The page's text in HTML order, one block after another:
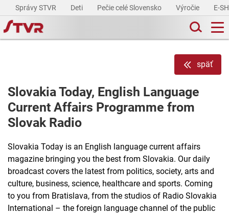
Správy STVR Deti Pečie celé Slovensko Výročie E-
späť
Slovakia Today, English Language
Current Affairs Programme from
Slovak Radio
Slovakia Today is an English language current affairs
magazine bringing you the best from Slovakia. Our daily
broadcast covers the latest from politics, society, arts and
culture, business, science, healthcare and sports. Coming
to you from Bratislava, from the studios of Radio Slovakia
International – the foreign language channel of the public